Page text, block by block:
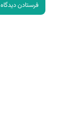
فرستادن دیدگاه